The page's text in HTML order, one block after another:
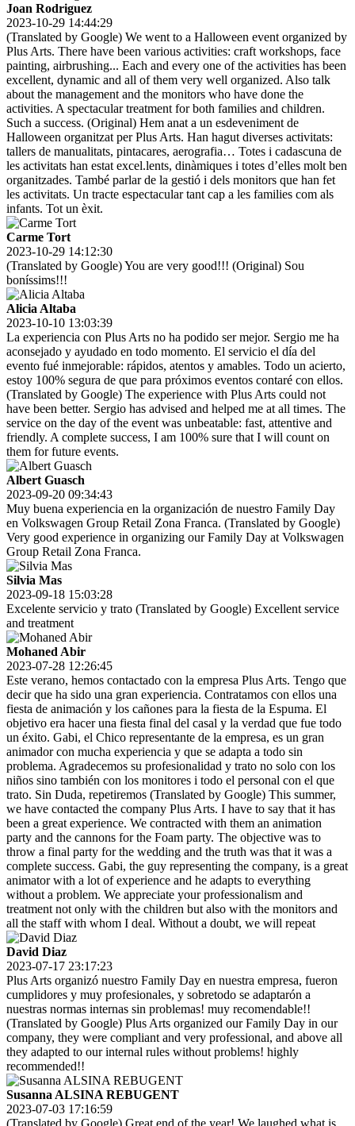
Joan Rodriguez
2023-10-29 14:44:29
(Translated by Google) We went to a Halloween event organized by
Plus Arts. There have been various activities: craft workshops, face
painting, airbrushing... Each and every one of the activities has been
excellent, dynamic and all of them very well organized. Also talk
about the management and the monitors who have done the
activities. A spectacular treatment for both families and children.
Such a success. (Original) Hem anat a un esdeveniment de
Halloween organitzat per Plus Arts. Han hagut diverses activitats:
tallers de manualitats, pintacares, aerografia… Totes i cadascuna de
les activitats han estat excel.lents, dinàmiques i totes d’elles molt ben
organitzades. També parlar de la gestió i dels monitors que han fet
les activitats. Un tracte espectacular tant cap a les families com als
infants. Tot un èxit.
Carme Tort
2023-10-29 14:12:30
(Translated by Google) You are very good!!! (Original) Sou
boníssims!!!
Alicia Altaba
2023-10-10 13:03:39
La experiencia con Plus Arts no ha podido ser mejor. Sergio me ha
aconsejado y ayudado en todo momento. El servicio el día del
evento fué inmejorable: rápidos, atentos y amables. Todo un acierto,
estoy 100% segura de que para próximos eventos contaré con ellos.
(Translated by Google) The experience with Plus Arts could not
have been better. Sergio has advised and helped me at all times. The
service on the day of the event was unbeatable: fast, attentive and
friendly. A complete success, I am 100% sure that I will count on
them for future events.
Albert Guasch
2023-09-20 09:34:43
Muy buena experiencia en la organización de nuestro Family Day
en Volkswagen Group Retail Zona Franca. (Translated by Google)
Very good experience in organizing our Family Day at Volkswagen
Group Retail Zona Franca.
Silvia Mas
2023-09-18 15:03:28
Excelente servicio y trato (Translated by Google) Excellent service
and treatment
Mohaned Abir
2023-07-28 12:26:45
Este verano, hemos contactado con la empresa Plus Arts. Tengo que
decir que ha sido una gran experiencia. Contratamos con ellos una
fiesta de animación y los cañones para la fiesta de la Espuma. El
objetivo era hacer una fiesta final del casal y la verdad que fue todo
un éxito. Gabi, el Chico representante de la empresa, es un gran
animador con mucha experiencia y que se adapta a todo sin
problema. Agradecemos su profesionalidad y trato no solo con los
niños sino también con los monitores i todo el personal con el que
trato. Sin Duda, repetiremos (Translated by Google) This summer,
we have contacted the company Plus Arts. I have to say that it has
been a great experience. We contracted with them an animation
party and the cannons for the Foam party. The objective was to
throw a final party for the wedding and the truth was that it was a
complete success. Gabi, the guy representing the company, is a great
animator with a lot of experience and he adapts to everything
without a problem. We appreciate your professionalism and
treatment not only with the children but also with the monitors and
all the staff with whom I deal. Without a doubt, we will repeat
David Diaz
2023-07-17 23:17:23
Plus Arts organizó nuestro Family Day en nuestra empresa, fueron
cumplidores y muy profesionales, y sobretodo se adaptarón a
nuestras normas internas sin problemas! muy recomendable!!
(Translated by Google) Plus Arts organized our Family Day in our
company, they were compliant and very professional, and above all
they adapted to our internal rules without problems! highly
recommended!!
Susanna ALSINA REBUGENT
2023-07-03 17:16:59
(Translated by Google) Great end of the year! We laughed what is